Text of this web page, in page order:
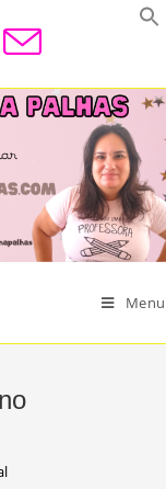
Menu